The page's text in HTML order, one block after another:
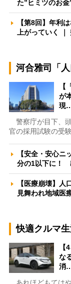
た”ヒミツのお
【第8回】年利
上がっていく
河合雅司「
が
現
警察庁が目下、
官の採用試験の受
【安全・安心
分の1以下に！
【医療崩壊】
見舞われ地域
快適クルマ
な
消